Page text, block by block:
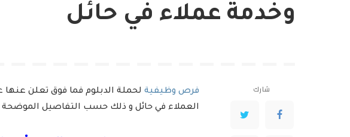
وخدمة عملاء في حائل
شارك فرص وظيفية لحملة الدبلوم فما فوق تعلن عنها
العملاء في حائل و ذلك حسب التفاصيل